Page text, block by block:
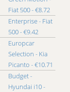
Fiat 500 - €8.72
Enterprise - Fiat
500 - €9.42
Europcar
Selection - Kia
Picanto - €10.71
Budget -
Hyundai i10 -